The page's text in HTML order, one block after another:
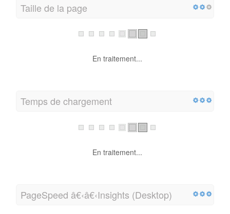
Taille de la page
En traitement...
Temps de chargement
En traitement...
PageSpeed â€‹â€‹Insights (Desktop)